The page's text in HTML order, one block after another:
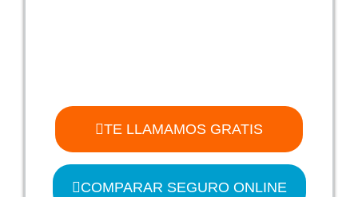
TE LLAMAMOS GRATIS
COMPARAR SEGURO ONLINE